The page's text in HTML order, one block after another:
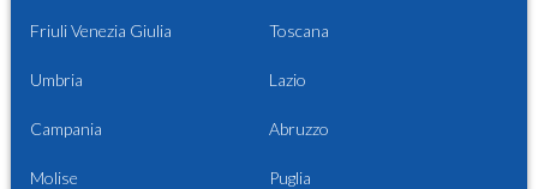
Friuli Venezia Giulia Toscana
Umbria Lazio
Campania Abruzzo
Molise Puglia